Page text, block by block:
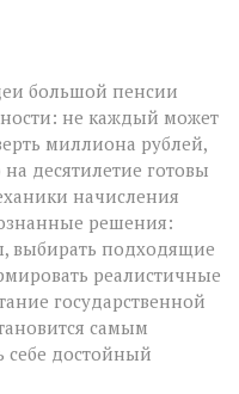
большой пенсии
не каждый может
миллиона рублей,
десятилетие готовы
начисления
решения:
выбирать подходящие
реалистичные
государственной
самым
себе достойный